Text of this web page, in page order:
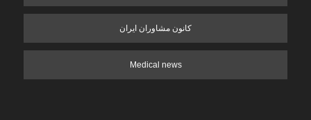
کانون مشاوران ایران
Medical news